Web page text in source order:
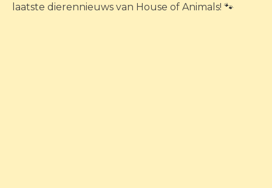
laatste dierennieuws van House of Animals! 🐾